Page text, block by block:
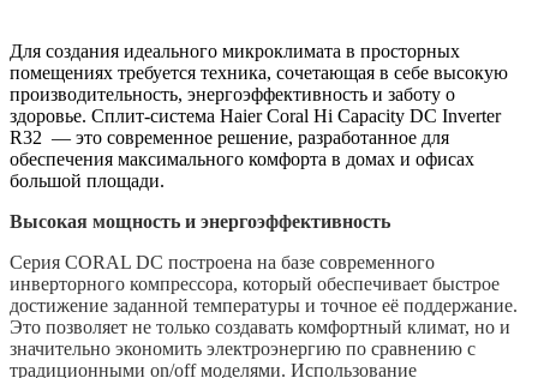
Для создания идеального микроклимата в просторных
помещениях требуется техника, сочетающая в себе высокую
производительность, энергоэффективность и заботу о
здоровье. Сплит-система Haier Coral Hi Capacity DC Inverter
R32 — это современное решение, разработанное для
обеспечения максимального комфорта в домах и офисах
большой площади.
Высокая мощность и энергоэффективность
Серия CORAL DC построена на базе современного
инверторного компрессора, который обеспечивает быстрое
достижение заданной температуры и точное её поддержание.
Это позволяет не только создавать комфортный климат, но и
значительно экономить электроэнергию по сравнению с
традиционными on/off моделями. Использование